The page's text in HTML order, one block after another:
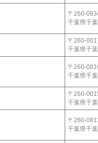
〒260-
千葉県千
〒260-
千葉県千
〒260-
千葉県千
〒260-
千葉県千
〒260-
千葉県千